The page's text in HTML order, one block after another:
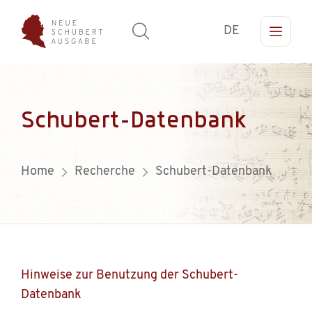
DE
Schubert-Datenbank
Home Recherche Schubert-Datenbank
Hinweise zur Benutzung der Schubert-
Datenbank